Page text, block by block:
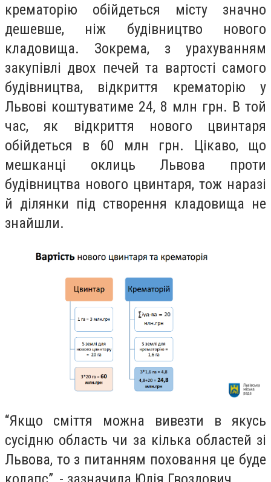
крематорію обійдеться місту значно
дешевше, ніж будівництво нового
кладовища. Зокрема, з урахуванням
закупівлі двох печей та вартості самого
будівництва, відкриття крематорію у
Львові коштуватиме 24, 8 млн грн. В той
час, як відкриття нового цвинтаря
обійдеться в 60 млн грн. Цікаво, що
мешканці оклиць Львова проти
будівництва нового цвинтаря, тож наразі
й ділянки під створення кладовища не
знайшли.
“Якщо сміття можна вивезти в якусь
сусідню область чи за кілька областей зі
Львова, то з питанням поховання це буде